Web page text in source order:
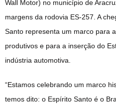
Wall Motor) no município de
margens da rodovia ES-257. A
Santo representa um marco para
produtivos e para a inserção do
indústria automotiva.
“Estamos celebrando um marco
temos dito: o Espírito Santo é o